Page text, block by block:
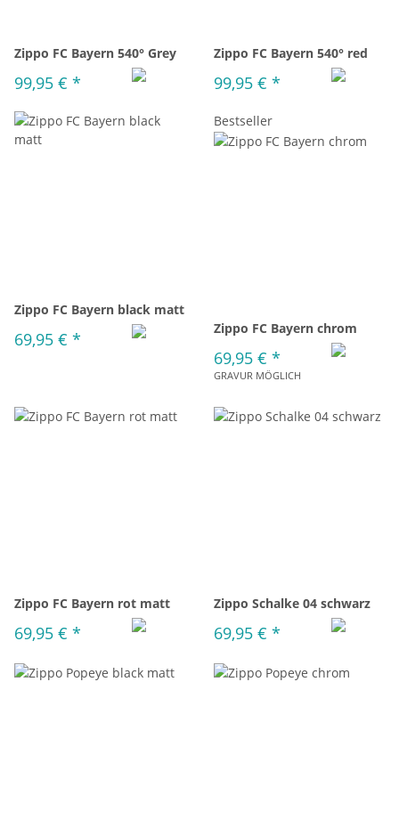
Zippo FC Bayern 540° Grey
99,95 € *
Zippo FC Bayern 540° red
99,95 € *
Zippo FC Bayern black matt
69,95 € *
Bestseller
Zippo FC Bayern chrom
69,95 € *
GRAVUR MÖGLICH
Zippo FC Bayern rot matt
69,95 € *
Zippo Schalke 04 schwarz
69,95 € *